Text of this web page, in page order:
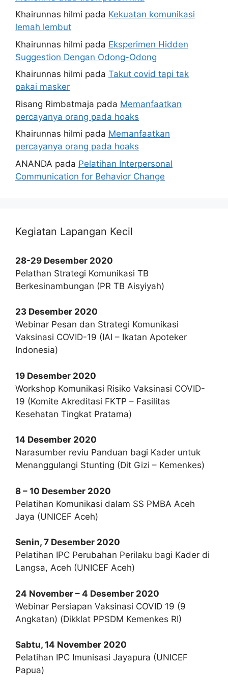
Khairunnas hilmi pada Kekuatan komunikasi
lemah lembut
Khairunnas hilmi pada Eksperimen Hidden
Suggestion Dengan Odong-Odong
Khairunnas hilmi pada Takut covid tapi tak
pakai masker
Risang Rimbatmaja pada Memanfaatkan
percayanya orang pada hoaks
Khairunnas hilmi pada Memanfaatkan
percayanya orang pada hoaks
ANANDA pada Pelatihan Interpersonal
Communication for Behavior Change
Kegiatan Lapangan Kecil
28-29 Desember 2020
Pelathan Strategi Komunikasi TB
Berkesinambungan (PR TB Aisyiyah)
23 Desember 2020
Webinar Pesan dan Strategi Komunikasi
Vaksinasi COVID-19 (IAI – Ikatan Apoteker
Indonesia)
19 Desember 2020
Workshop Komunikasi Risiko Vaksinasi COVID-
19 (Komite Akreditasi FKTP – Fasilitas
Kesehatan Tingkat Pratama)
14 Desember 2020
Narasumber reviu Panduan bagi Kader untuk
Menanggulangi Stunting (Dit Gizi – Kemenkes)
8 – 10 Desember 2020
Pelatihan Komunikasi dalam SS PMBA Aceh
Jaya (UNICEF Aceh)
Senin, 7 Desember 2020
Pelatihan IPC Perubahan Perilaku bagi Kader di
Langsa, Aceh (UNICEF Aceh)
24 November – 4 Desember 2020
Webinar Persiapan Vaksinasi COVID 19 (9
Angkatan) (Dikklat PPSDM Kemenkes RI)
Sabtu, 14 November 2020
Pelatihan IPC Imunisasi Jayapura (UNICEF
Papua)